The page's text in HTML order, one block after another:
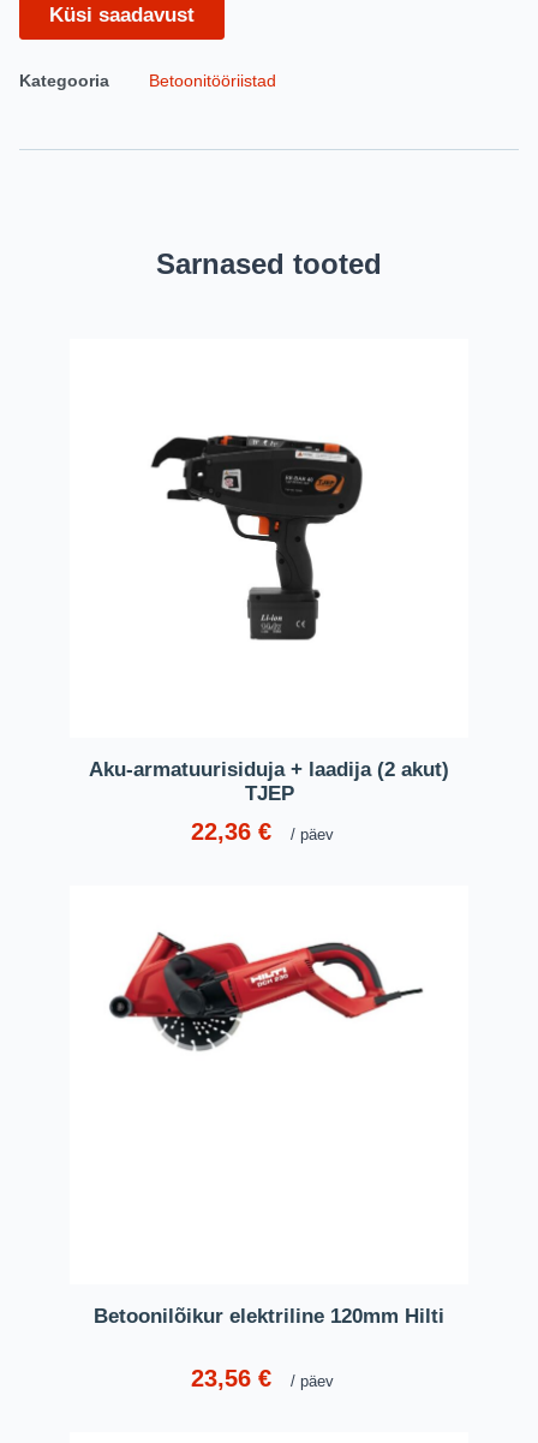
Küsi saadavust
Kategooria Betoonitööriistad
Sarnased tooted
Aku-armatuurisiduja + laadija (2 akut)
TJEP
22,36€ päev
Betoonilõikur elektriline 120mm Hilti
23,56€ päev